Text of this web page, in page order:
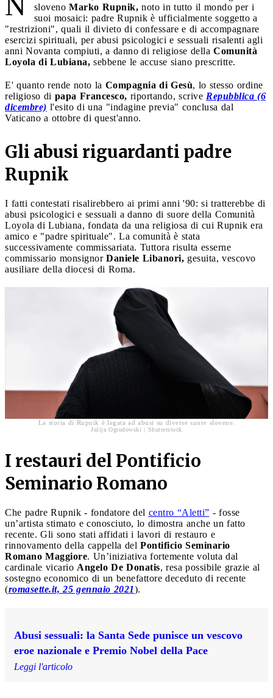
sloveno Marko Rupnik, noto in tutto il mondo per i
suoi mosaici: padre Rupnik è ufficialmente soggetto a
"restrizioni", quali il divieto di confessare e di accompagnare
esercizi spirituali, per abusi psicologici e sessuali risalenti agli
anni Novanta compiuti, a danno di religiose della Comunità
Loyola di Lubiana, sebbene le accuse siano prescritte.
E' quanto rende noto la Compagnia di Gesù, lo stesso ordine
religioso di papa Francesco, riportando, scrive Repubblica (6
dicembre) l'esito di una "indagine previa" conclusa dal
Vaticano a ottobre di quest'anno.
Gli abusi riguardanti padre
Rupnik
I fatti contestati risalirebbero ai primi anni '90: si tratterebbe di
abusi psicologici e sessuali a danno di suore della Comunità
Loyola di Lubiana, fondata da una religiosa di cui Rupnik era
amico e "padre spirituale". La comunità è stata
successivamente commissariata. Tuttora risulta esserne
commissario monsignor Daniele Libanori, gesuita, vescovo
ausiliare della diocesi di Roma.
La storia di Rupnik è legata ad abusi su diverse suore slovene.
Julija Ogrodowski | Shutterstock
I restauri del Pontificio
Seminario Romano
Che padre Rupnik - fondatore del centro “Aletti” - fosse
un’artista stimato e conosciuto, lo dimostra anche un fatto
recente. Gli sono stati affidati i lavori di restauro e
rinnovamento della cappella del Pontificio Seminario
Romano Maggiore. Un’iniziativa fortemente voluta dal
cardinale vicario Angelo De Donatis, resa possibile grazie al
sostegno economico di un benefattore deceduto di recente
(romasette.it, 25 gennaio 2021).
Abusi sessuali: la Santa Sede punisce un vescovo
eroe nazionale e Premio Nobel della Pace
Leggi l'articolo